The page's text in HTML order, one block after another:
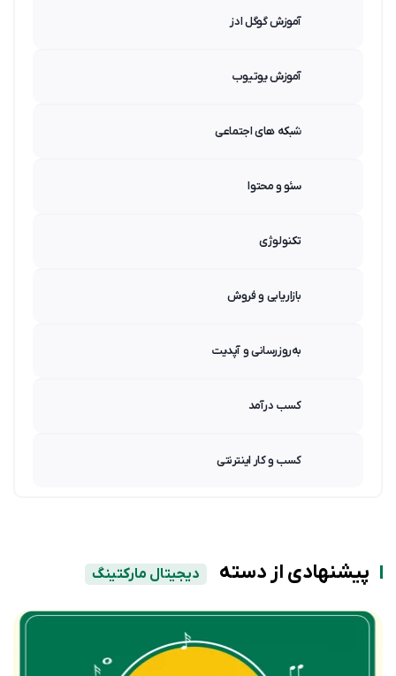
آموزش گوگل ادز
آموزش یوتیوب
شبکه های اجتماعی
سئو و محتوا
تکنولوژی
بازاریابی و فروش
به‌روزرسانی و آپدیت
کسب درآمد
کسب و کار اینترنتی
پیشنهادی از دسته دیجیتال مارکتینگ